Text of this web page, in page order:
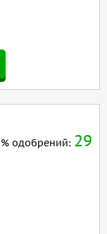
% одобрений: 29